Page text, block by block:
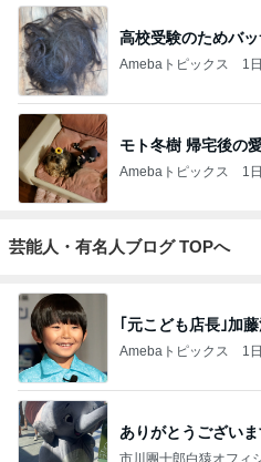
高校受験のためバ
Amebaトピックス 1
モト冬樹 帰宅後の
Amebaトピックス 1
芸能人・有名人ブログ TOPへ
｢元こども店長｣加
Amebaトピックス 1
ありがとうござい
市川團十郎白猿オフィ